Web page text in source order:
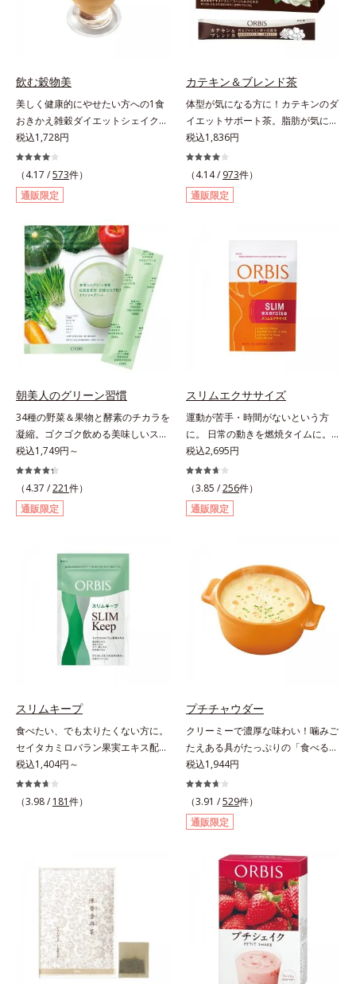
ン5,000mgも配合。さらにリズムを
支える鉄分やビタミン6種(*2)、食
物繊維など、女性が不足しがちな栄
美を総合的に支えます。甘さ控えめ
のカフェオレ味、濃厚な抹茶味の2
味展開。プロテイン独特のにおいや
クセが少なく、水に溶けやすいの
で、手軽においしくたんぱく質を摂
れます。*1 1杯分（約27g）当り。
コラーゲン含む。*2 ビタミンB1、
B2、B6、B12、ナイアシン、パン
ページをご覧ください。・BEAUTY
夏祭りは、こちら
安定して一定量配合できるよう、規
格化しました。オルビスのアロニア
シリーズNo.1の配合量を誇る、ア
有。さらに年齢ダイエッターをサポ
ートする成分として、研究チームが
400種以上の植物エキスを試してた
どり着いたオリーブ葉エキスと、古
くからぽかぽか成分として重宝され
てきたブラックジンジャー、ケイヒ
も配合しました。大人のやる気を燃
やし、年齢ダイエットを熱く応援し
ン30mgが含有されています（2粒
飲む穀物美
美しく健康的にやせたい方への1食
おきかえ雑穀ダイエットシェイク。
豆乳や牛乳などと粉を混ぜるだけで
簡単、1食おきかえ雑穀ダイエット
シェイクです。サクサクッと噛める
食感豊かな大豆フレークが、噛むこ
とで食欲を満たしてくれます。さら
ンナンがおなかの中で膨らみ、満足
感をアップ。豊富な栄養素でキレイ
を目指すダイエッターを、内側から
サポートします！黒糖きなこ味（カ
ロリー 92kcal ※1食分・本品粉末の
み）やさしい甘さの黒糖とほのかに
香るきなこが溶け合う幸せな味わ
い。たっぷり飲んでも飽きないおい
税込1,728円
（4.17 /573件）
通販限定
カテキン＆ブレンド茶
体型が気になる方に！カテキンのダ
イエットサポート茶。脂肪が気にな
る食事と一緒にカテキンを。さら
に、食物繊維とコーンシルクエキス
で、ぽっこりやからだの巡りをケ
ア。カテキン・コーンシルク・食物
繊維のトリプルパワーがダイエット
税込1,836円
（4.14 / 973件）
通販限定
朝美人のグリーン習慣
34種の野菜＆果物と酵素のチカラを
凝縮。ゴクゴク飲める美味しいスム
ージーでスッキリ生活をサポート。
酵素と野菜＆果物のパワーで、スッ
キリ生活を応援する、粉末状の酵素
スムージーです。赤米や大麦などの
9種の素材を、黒・黄・白の3種の麹
キウイフルーツ粉末を配合。さらに
日常では摂りづらいスーパーフー
ド・ウィートグラスや緑黄色野菜な
ど、厳選した34種の野菜と果物もた
っぷり入っており、いろいろな素材
を手軽に摂取できます。やすらぎの
ローズマリーとペパーミントの2種
のハーブも入っています。豆乳また
を毎朝の習慣にして、スッキリ健康
＆キレイな毎日を。
税込1,749円～
（4.37 /221件）
通販限定
スリムエクササイズ
運動が苦手・時間がないという方
に。 日常の動きを燃焼タイムに。
「忙しくて運動する時間がない」
「生活を変えずにやせたい」といっ
た声に応えて、「L－カルニチン」
を4粒に500mg配合しました。カル
ニチンは肉類に豊富に含まれ、軽や
ダなく利用することで、効率よくウ
エイトダウン＆体型キープを目指し
ます。さらにL-カルニチンの働きを
助ける「茶カテキン」、「オクタコ
サノール」、ダイエットにも健康に
も欠かせない「ビタミンB2」の成
税込2,695円
（3.85 /256件）
通販限定
スリムキープ
食べたい、でも太りたくない方に。
セイタカミロバラン果実エキス配合
の楽しみながら続けるダイエット応
援サプリ。ダイエット中なのに食欲
を抑えきれずついつい食べ過ぎてし
トです。ポリフェノール類を豊富に
含む、アジア圏で古くから伝承され
ている健康果実「セイタカミロバラ
ン果実」を配合。さらに桑の葉エキ
スに加え、健康茶として知られる杜
仲葉エキスやグァバ葉エキス、茶花
エキスの植物由来の4つの成分が、
税込1,404円～
（3.98 / 181件）
プチチャウダー
クリーミーで濃厚な味わい！噛みご
たえある具がたっぷりの「食べる」
スープ。クリーミーなスープに大粒
コーンやクルトン、鶏肉のような食
感の大豆たんぱくなど、具だくさん
の「食べる」スープです。ボリュー
ム感のある食べごたえで、お腹にし
るぷる感のある毎日に必要なコラー
ゲン*を1,000mgも配合。ダイエッ
トによるやつれ感を気にせず、キレ
イをサポートします。さらに、食事
制限で心配な栄養面もしっかりカバ
ー。ビタミン10種とミネラル2種を
約1/3日分、食物繊維を4.0gも配合
し、満腹感と朝のスッキリを期待で
税込1,944円
（3.91 /529件）
通販限定